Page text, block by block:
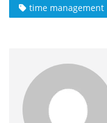
time management